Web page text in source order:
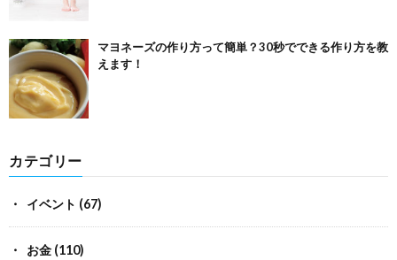
マヨネーズの作り方って簡単？30秒でできる作り方を教
えます！
カテゴリー
イベント (67)
お金 (110)